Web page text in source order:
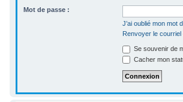
Mot de passe :
J’ai oublié mon mot
Renvoyer le courriel
Se souvenir de
Cacher mon